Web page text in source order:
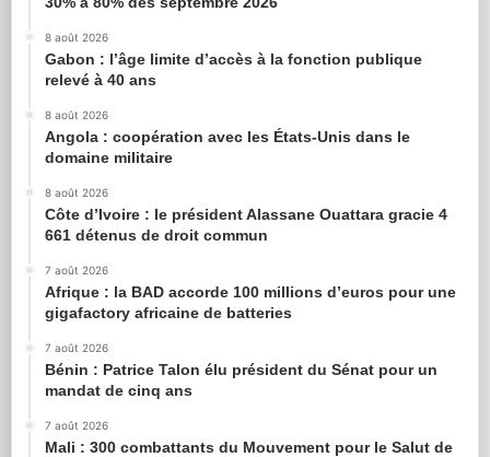
8 août 2026
Gabon : l’âge limite d’accès à la fonction publique
relevé à 40 ans
8 août 2026
Angola : coopération avec les États-Unis dans le
domaine militaire
8 août 2026
Côte d’Ivoire : le président Alassane Ouattara gracie 4
661 détenus de droit commun
7 août 2026
Afrique : la BAD accorde 100 millions d’euros pour une
gigafactory africaine de batteries
7 août 2026
Bénin : Patrice Talon élu président du Sénat pour un
mandat de cinq ans
7 août 2026
Mali : 300 combattants du Mouvement pour le Salut de